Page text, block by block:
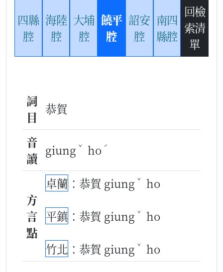
四縣
腔
海陸
腔
大埔
腔
饒平
腔
詔安
腔
南四
縣腔
回檢
索清
單
詞
目
恭賀
音
讀
giung ˇ ho ˊ
方
言
點
卓蘭 ：恭賀 giung ˇ ho
平鎮 ：恭賀 giung ˇ ho
竹北 ：恭賀 giung ˇ ho